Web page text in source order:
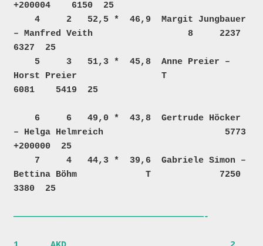
+200004    6150  25
– Manfred Veith                  8     2237
6327  25
Horst Preier                T
6081    5419  25
– Helga Helmreich                       5773
+200000  25
Bettina Böhm             T             7250